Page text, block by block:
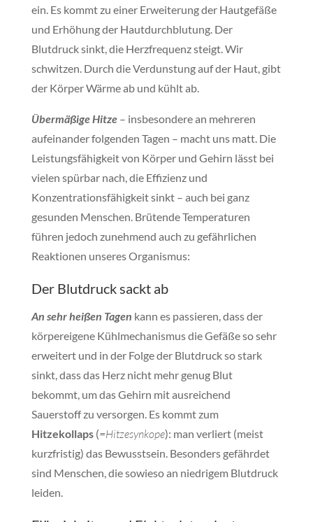
ein. Es kommt zu einer Erweiterung der Hautgefäße
und Erhöhung der Hautdurchblutung. Der
Blutdruck sinkt, die Herzfrequenz steigt. Wir
schwitzen. Durch die Verdunstung auf der Haut, gibt
der Körper Wärme ab und kühlt ab.
Übermäßige Hitze– insbesondere an mehreren
aufeinander folgenden Tagen – macht uns matt. Die
Leistungsfähigkeit von Körper und Gehirn lässt bei
vielen spürbar nach, die Effizienz und
Konzentrationsfähigkeit sinkt – auch bei ganz
gesunden Menschen. Brütende Temperaturen
führen jedoch zunehmend auch zu gefährlichen
Reaktionen unseres Organismus:
Der Blutdruck sackt ab
An sehr heißen Tagen kann es passieren, dass der
körpereigene Kühlmechanismus die Gefäße so sehr
erweitert und in der Folge der Blutdruck so stark
sinkt, dass das Herz nicht mehr genug Blut
bekommt, um das Gehirn mit ausreichend
Sauerstoff zu versorgen. Es kommt zum
Hitzekollaps(=Hitzesynkope): man verliert (meist
kurzfristig) das Bewusstsein. Besonders gefährdet
sind Menschen, die sowieso an niedrigem Blutdruck
leiden.